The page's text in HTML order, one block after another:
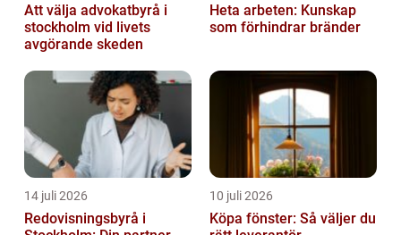
Att välja advokatbyrå i
stockholm vid livets
avgörande skeden
Heta arbeten: Kunskap
som förhindrar bränder
14 juli 2026
Redovisningsbyrå i
10 juli 2026
Köpa fönster: Så väljer du